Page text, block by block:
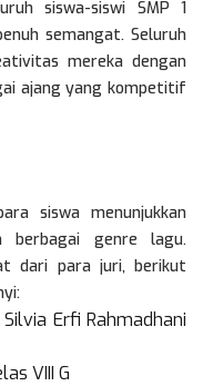
siswa-siswi SMP 1
semangat. Seluruh
mereka dengan
ajang yang kompetitif
siswa menunjukkan
berbagai genre lagu.
dari para juri, berikut
Erfi Rahmadhani
VIII G